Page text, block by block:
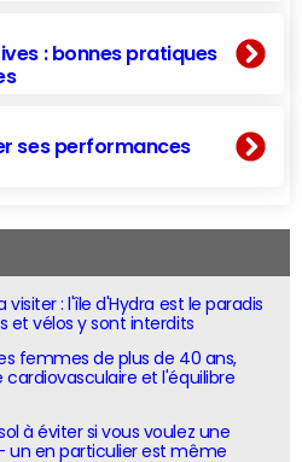
: bonnes pratiques
ses performances
visiter : l'île d'Hydra est le paradis
et vélos y sont interdits
femmes de plus de 40 ans,
et l'équilibre
à éviter si vous voulez une
un en particulier est même